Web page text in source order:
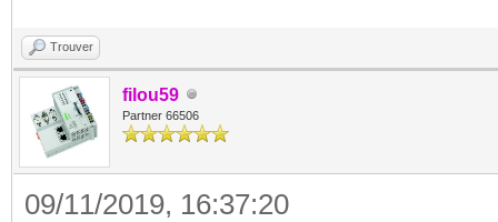
Trouver
filou59
Partner 66506
09/11/2019, 16:37:20